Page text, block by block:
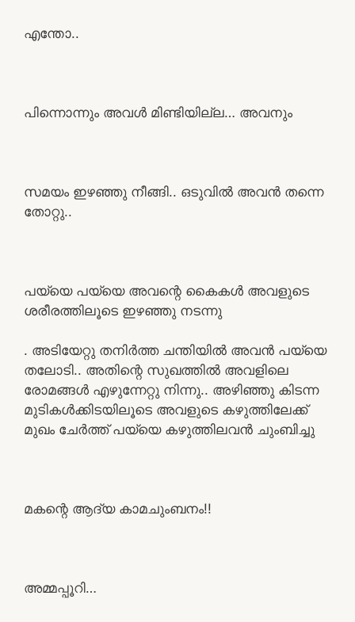
എന്തോ..
പിന്നൊന്നും അവൾ മിണ്ടിയില്ല… അവനും
സമയം ഇഴഞ്ഞു നീങ്ങി.. ഒടുവിൽ അവൻ തന്നെ
തോറ്റു..
പയ്യെ പയ്യെ അവന്റെ കൈകൾ അവളുടെ
ശരീരത്തിലൂടെ ഇഴഞ്ഞു നടന്നു
. അടിയേറ്റു തനിർത്ത ചന്തിയിൽ അവൻ പയ്യെ
തലോടി.. അതിന്റെ സുഖത്തിൽ അവളിലെ
രോമങ്ങൾ എഴുന്നേറ്റു നിന്നു.. അഴിഞ്ഞു കിടന്ന
മുടികൾക്കിടയിലൂടെ അവളുടെ കഴുത്തിലേക്ക്
മുഖം ചേർത്ത് പയ്യെ കഴുത്തിലവൻ ചുംബിച്ചു
മകന്റെ ആദ്യ കാമചുംബനം!!
അമ്മപ്പൂറി…